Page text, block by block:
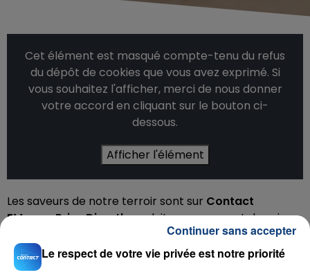
Cet élément est masqué compte-tenu du refus
du dépôt de cookies que vous avez exprimé. Si
vous souhaitez l'afficher, merci de nous donner
votre accord en cliquant sur le bouton ci-
dessous.
Afficher l'élément
Les saveurs de notre terroir sont sur Contact
FMavecPrise Direct', produits savoureux et de saison
Retrouvez chaque vendredi à 08h05 une nouvelle
recette de cuisine avec Nico, Lily & Jackie Masse.
Le respect de votre vie privée est notre priorité
Continuer sans accepter